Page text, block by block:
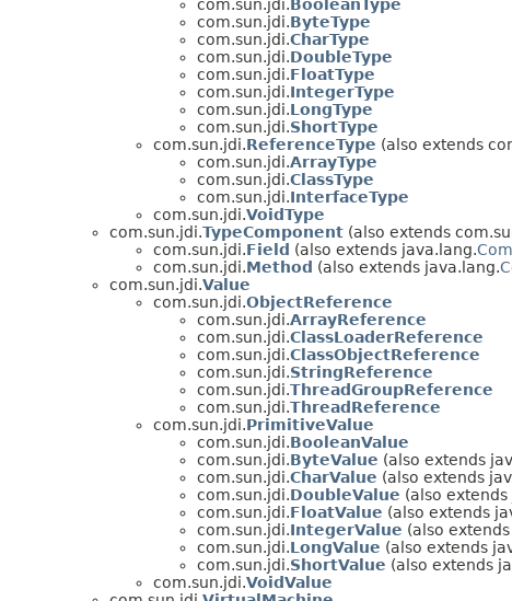
com.sun.jdi.BooleanType
com.sun.jdi.ByteType
com.sun.jdi.CharType
com.sun.jdi.DoubleType
com.sun.jdi.FloatType
com.sun.jdi.IntegerType
com.sun.jdi.LongType
com.sun.jdi.ShortType
com.sun.jdi.ReferenceType (also extends
com.sun.jdi.ArrayType
com.sun.jdi.ClassType
com.sun.jdi.InterfaceType
com.sun.jdi.VoidType
com.sun.jdi.TypeComponent (also extends
com.sun.jdi.Field (also extends java.lang.
com.sun.jdi.Method (also extends java.lang.
com.sun.jdi.Value
com.sun.jdi.ObjectReference
com.sun.jdi.ArrayReference
com.sun.jdi.ClassLoaderReference
com.sun.jdi.ClassObjectReference
com.sun.jdi.StringReference
com.sun.jdi.ThreadGroupReference
com.sun.jdi.ThreadReference
com.sun.jdi.PrimitiveValue
com.sun.jdi.BooleanValue
com.sun.jdi.ByteValue (also extends
com.sun.jdi.CharValue (also extends
com.sun.jdi.DoubleValue (also
com.sun.jdi.FloatValue (also extends
com.sun.jdi.IntegerValue (also
com.sun.jdi.LongValue (also extends
com.sun.jdi.ShortValue (also extends
com.sun.jdi.VoidValue